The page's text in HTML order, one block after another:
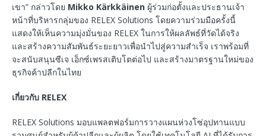
เขา” กล่าวโดย Mikko Kärkkäinen ผู้ร่วมก่อตั้งและประธานเจ้า
หน้าที่บริหารกลุ่มของ RELEX Solutions โดยความร่วมมือครั้งนี้
แสดงให้เห็นความมุ่งมั่นของ RELEX ในการให้ผลลัพธ์ที่วัดได้จริง
และสร้างความสัมพันธ์ระยะยาวเพื่อนำไปสู่ความสำเร็จ เราพร้อมที่
จะสนับสนุนซีเจ เอ็กซ์เพรสเติบโตต่อไป และสร้างมาตรฐานใหม่ของ
ธุรกิจค้าปลีกในไทย
เกี่ยวกับ RELEX
RELEX Solutions มอบแพลตฟอร์มการวางแผนห่วงโซ่อุปทานแบบ